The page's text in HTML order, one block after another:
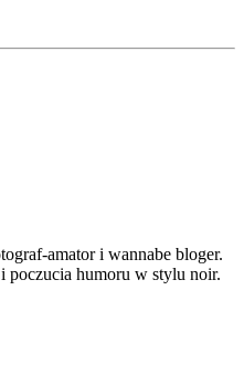
amator i wannabe bloger.
poczucia humoru w stylu noir.